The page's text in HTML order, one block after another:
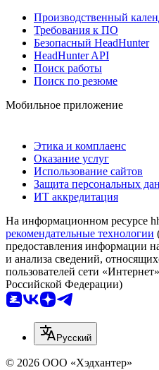
Производственный
Требования к ПО
Безопасный HeadHunter
HeadHunter API
Поиск работы
Поиск по резюме
Мобильное приложение
Этика и комплаенс
Оказание услуг
Использование сайтов
Защита персональных
ИТ аккредитация
На информационном ресурсе
рекомендательные технологии
предоставления информации
и анализа сведений,
пользователей сети
Российской Федерации)
Русский
© 2026 ООО «Хэдхантер»